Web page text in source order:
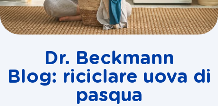
Dr. Beckmann
Blog: riciclare uova di
pasqua